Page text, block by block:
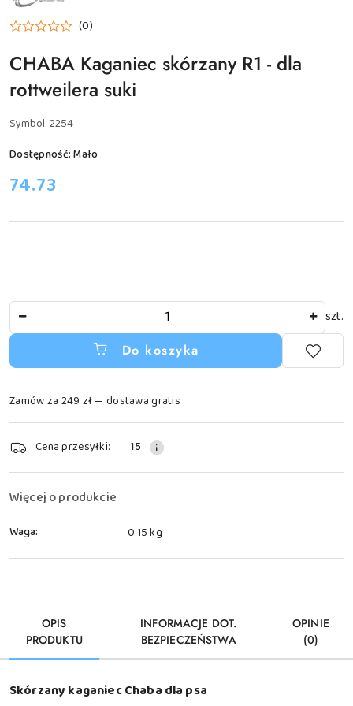
CHABA
(0)
CHABA Kaganiec skórzany R1 - dla
rottweilera suki
Symbol:2254
Dostępność:Mało
cena:
74.73
Ilość szt.
Do koszyka
Zamów za 249 zł — dostawa gratis
Dostępność
i
dostawa
Cena przesyłki: 15
Więcej o produkcie
Waga: 0.15 kg
OPIS
PRODUKTU
INFORMACJE DOT.
BEZPIECZEŃSTWA
OPINIE
(0)
Skórzany kaganiec Chaba dla psa